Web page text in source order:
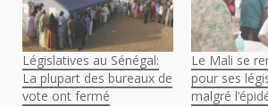
Législatives au Sénégal:
La plupart des bureaux de
vote ont fermé
Le Mali se
pour ses
malgré